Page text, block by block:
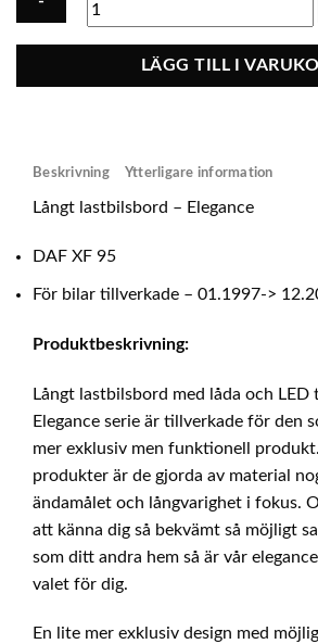
LED
DAF
LÄGG TILL I
Beskrivning Ytterligare information
Långt lastbilsbord – Elegance
DAF XF 95
För bilar tillverkade – 01.1997->
Produktbeskrivning:
Långt lastbilsbord med låda och LED
Elegance serie är tillverkade för den
mer exklusiv men funktionell
produkter är de gjorda av material
ändamålet och långvarighet i fokus.
att känna dig så bekvämt så möjligt
som ditt andra hem så är vår
valet för dig.
En lite mer exklusiv design med